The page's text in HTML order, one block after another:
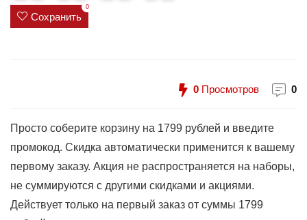
Сохранить
0
0 Просмотров 0
Просто соберите корзину на 1799 рублей и введите
промокод. Скидка автоматически применится к вашему
первому заказу. Акция не распространяется на наборы,
не суммируются с другими скидками и акциями.
Действует только на первый заказ от суммы 1799